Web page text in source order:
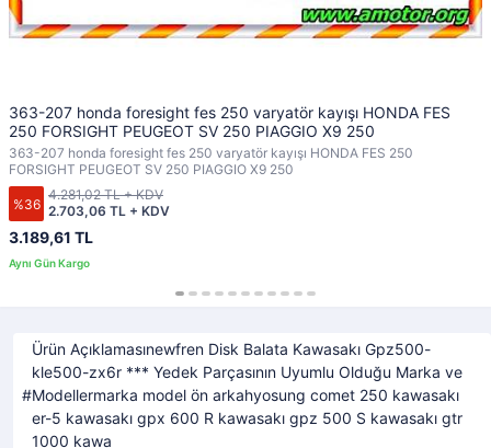
363-207 honda foresight fes 250 varyatör kayışı HONDA FES
250 FORSIGHT PEUGEOT SV 250 PIAGGIO X9 250
363-207 honda foresight fes 250 varyatör kayışı HONDA FES 250
FORSIGHT PEUGEOT SV 250 PIAGGIO X9 250
%36
3.189,61 TL
2.703,06 TL + KDV
4.281,02 TL + KDV
Ürün Açıklamasınewfren Disk Balata Kawasakı Gpz500-
kle500-zx6r *** Yedek Parçasının Uyumlu Olduğu Marka ve
Modellermarka model ön arkahyosung comet 250 kawasakı
er-5 kawasakı gpx 600 R kawasakı gpz 500 S kawasakı gtr
1000 kawa